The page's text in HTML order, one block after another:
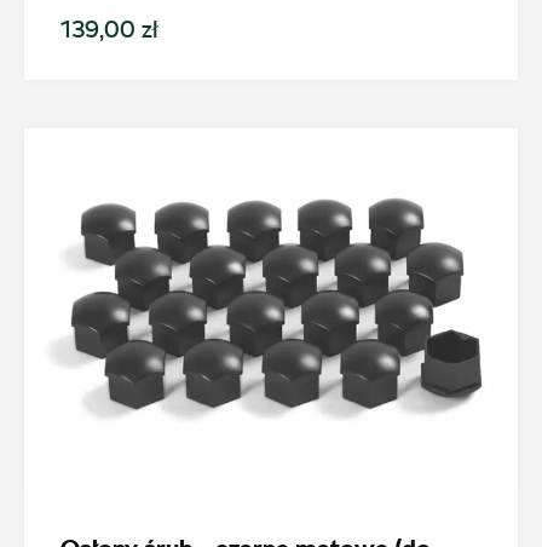
139,00 zł
magazyn.katowice@autosliwka.pl
ul. 3 Maja 60, Sosnowiec
+48 326 303 149
magazyn.sosnowiec@autosliwka.pl
Auto Śliwka